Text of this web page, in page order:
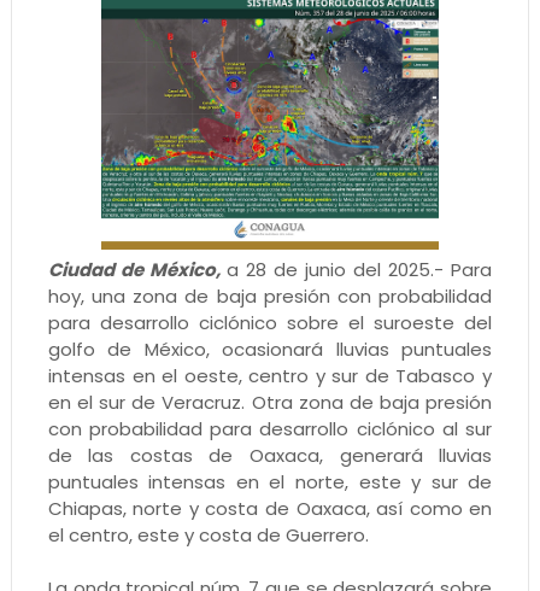
Ciudad de México, a 28 de junio del 2025.- Para
hoy, una zona de baja presión con probabilidad
para desarrollo ciclónico sobre el suroeste del
golfo de México, ocasionará lluvias puntuales
intensas en el oeste, centro y sur de Tabasco y
en el sur de Veracruz. Otra zona de baja presión
con probabilidad para desarrollo ciclónico al sur
de las costas de Oaxaca, generará lluvias
puntuales intensas en el norte, este y sur de
Chiapas, norte y costa de Oaxaca, así como en
el centro, este y costa de Guerrero.